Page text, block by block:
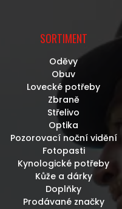
SORTIMENT
Oděvy
Obuv
Lovecké potřeby
Zbraně
Střelivo
Optika
Pozorovací noční vidění
Fotopasti
Kynologické potřeby
Kůže a dárky
Doplňky
Prodávané značky